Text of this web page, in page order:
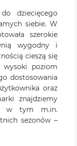
dziecięcego
siebie. W
szerokie
wygodny i
cieszą się
wysoki poziom
dostosowania
oraz
znajdziemy
w tym m.in.
sezonów –